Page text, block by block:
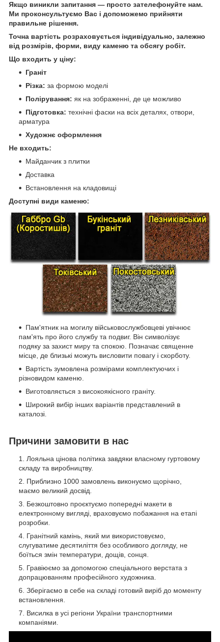
Якщо виникли запитання — просто зателефонуйте нам.
Ми проконсультуємо Вас і допоможемо прийняти
правильне рішення.
Точна вартість розраховується індивідуально, залежно
від розмірів, форми, виду каменю та обсягу робіт.
Що входить у ціну:
Граніт
Різка: за формою моделі
Полірування: як на зображенні, де це можливо
Підготовка: технічні фаски на всіх деталях, отвори,
арматура
Художнє оформлення
Не входить:
Майданчик з плитки
Доставка
Встановлення на кладовищі
Доступні види каменю:
Пам'ятник на могилу військовослужбовцеві увічнює
пам'ять про його службу та подвиг. Він символізує
подяку за захист миру та спокою. Позначає священне
місце, де близькі можуть висловити повагу і скорботу.
Вартість зумовлена розмірами комплектуючих і
різновидом каменю.
Виготовляється з високоякісного граніту.
Широкий вибір інших варіантів представлений в
каталозі.
Причини замовити в нас
Лояльна цінова політика завдяки власному гуртовому
складу та виробництву.
Приблизно 1000 замовлень виконуємо щорічно,
маємо великий досвід.
Безкоштовно проєктуємо попередні макети в
електронному вигляді, враховуємо побажання на етапі
розробки.
Гранітний камінь, який ми використовуємо,
слугуватиме десятиліття без особливого догляду, не
боїться змін температури, дощів, сонця.
Гравіюємо за допомогою спеціального верстата з
допрацюванням професійного художника.
Зберігаємо в себе на складі готовий виріб до моменту
встановлення.
Висилка в усі регіони України транспортними
компаніями.